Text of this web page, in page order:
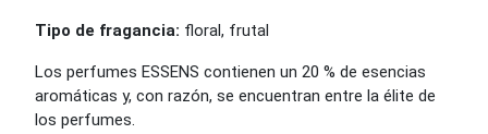
Tipo de fragancia: floral, frutal
Los perfumes ESSENS contienen un 20 % de esencias
aromáticas y, con razón, se encuentran entre la élite de
los perfumes.